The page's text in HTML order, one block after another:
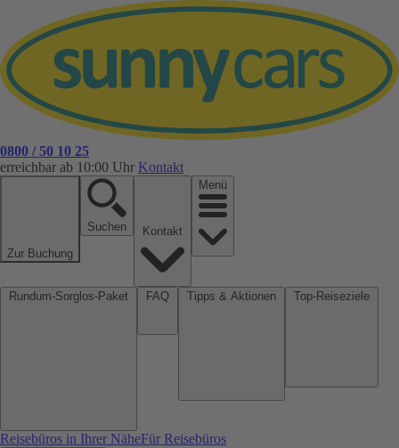
0800 / 50 10 25
erreichbar ab 10:00 Uhr Kontakt
Zur Buchung
Suchen
Menü
Reisebüros in Ihrer NäheFür Reisebüros